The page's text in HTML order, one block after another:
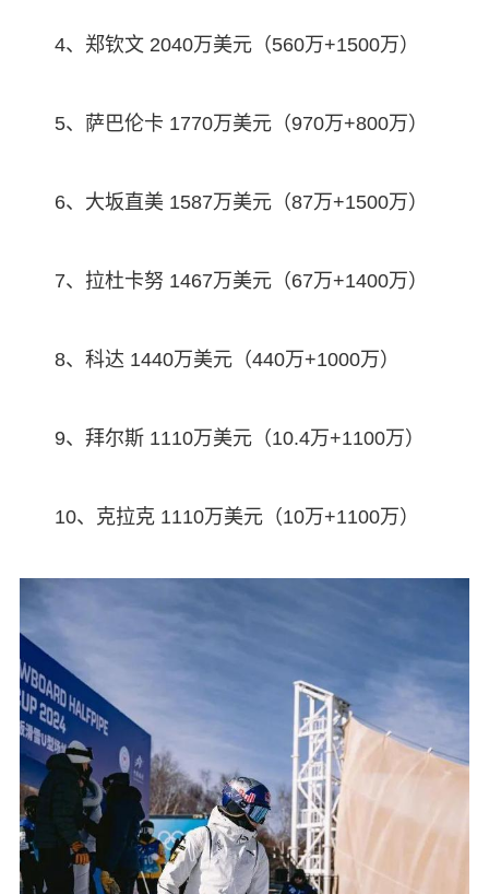
4、郑钦文 2040万美元（560万+1500万）
5、萨巴伦卡 1770万美元（970万+800万）
6、大坂直美 1587万美元（87万+1500万）
7、拉杜卡努 1467万美元（67万+1400万）
8、科达 1440万美元（440万+1000万）
9、拜尔斯 1110万美元（10.4万+1100万）
10、克拉克 1110万美元（10万+1100万）